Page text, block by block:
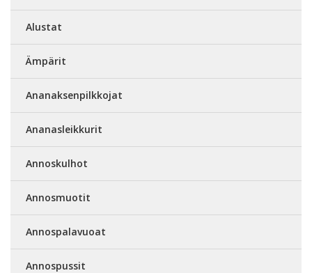
Alustat
Ämpärit
Ananaksenpilkkojat
Ananasleikkurit
Annoskulhot
Annosmuotit
Annospalavuoat
Annospussit